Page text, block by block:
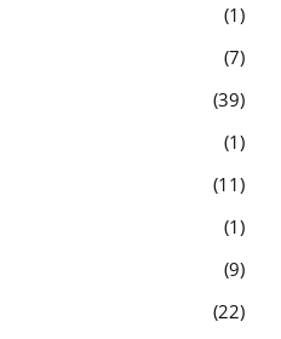
1
7
39
1
11
1
9
22